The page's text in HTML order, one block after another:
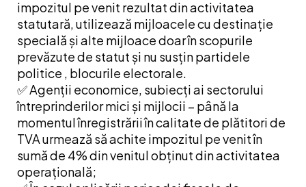
impozitul pe venit rezultat din activitatea
statutară, utilizează mijloacele cu destinație
specială și alte mijloace doar în scopurile
prevăzute de statut și nu susțin partidele
politice , blocurile electorale.
✅ Agenții economice, subiecți ai sectorului
întreprinderilor mici și mijlocii – până la
momentul înregistrării în calitate de plătitori de
TVA urmează să achite impozitul pe venit în
sumă de 4% din venitul obținut din activitatea
operațională;